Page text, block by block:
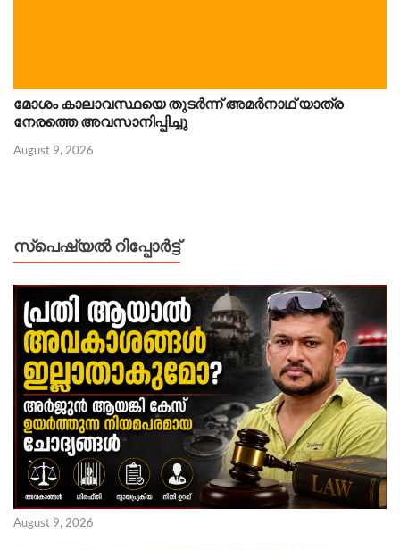
മോശം കാലാവസ്ഥയെ തുടർന്ന് അമർനാഥ് യാത്ര
നേരത്തെ അവസാനിപ്പിച്ചു
August 9, 2026
സ്പെഷ്യൽ റിപ്പോര്‍ട്ട്
August 9, 2026